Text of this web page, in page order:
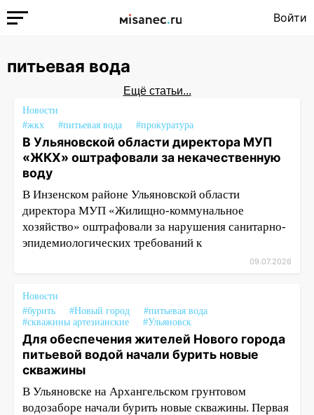
Войти
питьевая вода
Ещё статьи...
Новости
#жкх
#питьевая вода #прокуратура
В Ульяновской области директора МУП
«ЖКХ» оштрафовали за некачественную
воду
В Инзенском районе Ульяновской области
директора МУП «Жилищно-коммунальное
хозяйство» оштрафовали за нарушения санитарно-
эпидемиологических требований к
09.07.2026
Новости
#бурить
#Новый город
#питьевая вода
#скважины артезианские
#Ульяновск
Для обеспечения жителей Нового города
питьевой водой начали бурить новые
скважины
В Ульяновске на Архангельском грунтовом
водозаборе начали бурить новые скважины. Первая